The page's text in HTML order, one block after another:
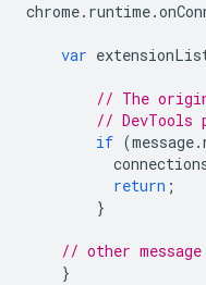
chrome. runtime.
var
// The
//
if (message.
return ;
}
// other
}